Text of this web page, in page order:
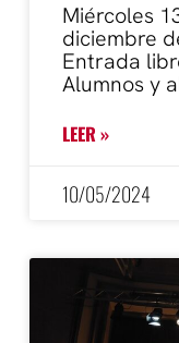
Miércoles
diciembre
Entrada
Alumnos y
LEER »
10/05/2024